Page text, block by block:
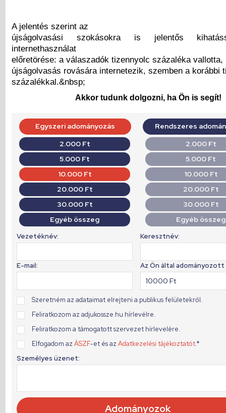
A jelentés szerint az
újságolvasási szokásokra is jelentős
internethasználat
előretörése: a válaszadók tizennyolc százaléka vallotta,
újságolvasás rovására internetezik, szemben a korábbi
százalékkal.&nbsp;
Akkor tudunk dolgozni, ha Ön is segít!